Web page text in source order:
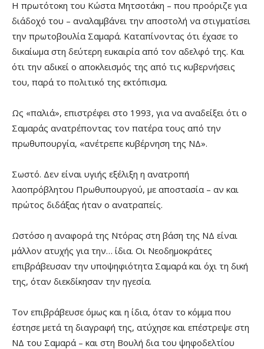
Η πρωτότοκη του Κώστα Μητσοτάκη – που προόριζε για
διάδοχό του – αναλαμβάνει την αποστολή να στιγματίσει
την πρωτοβουλία Σαμαρά. Καταπίνοντας ότι έχασε το
δικαίωμα στη δεύτερη ευκαιρία από τον αδελφό της. Και
ότι την αδικεί ο αποκλεισμός της από τις κυβερνήσεις
του, παρά το πολιτικό της εκτόπισμα.
Ως «παλιά», επιστρέφει στο 1993, για να αναδείξει ότι ο
Σαμαράς ανατρέποντας τον πατέρα τους από την
πρωθυπουργία, «ανέτρεπε κυβέρνηση της ΝΔ».
Σωστό. Δεν είναι υγιής εξέλιξη η ανατροπή
λαοπρόβλητου Πρωθυπουργού, με αποστασία – αν και
πρώτος διδάξας ήταν ο ανατραπείς.
Ωστόσο η αναφορά της Ντόρας στη βάση της ΝΔ είναι
μάλλον ατυχής για την… ίδια. Οι Νεοδημοκράτες
επιβράβευσαν την υποψηφιότητα Σαμαρά και όχι τη δική
της, όταν διεκδίκησαν την ηγεσία.
Τον επιβράβευσε όμως και η ίδια, όταν το κόμμα που
έστησε μετά τη διαγραφή της, ατύχησε και επέστρεψε στη
ΝΔ του Σαμαρά – και στη Βουλή δια του ψηφοδελτίου